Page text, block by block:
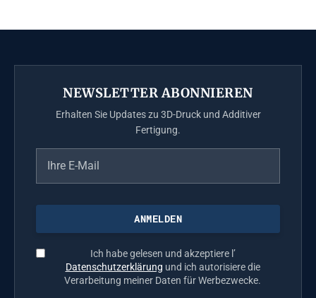
NEWSLETTER ABONNIEREN
Erhalten Sie Updates zu 3D-Druck und Additiver
Fertigung.
Ich habe gelesen und akzeptiere l’
Datenschutzerklärung und ich autorisiere die
Verarbeitung meiner Daten für Werbezwecke.